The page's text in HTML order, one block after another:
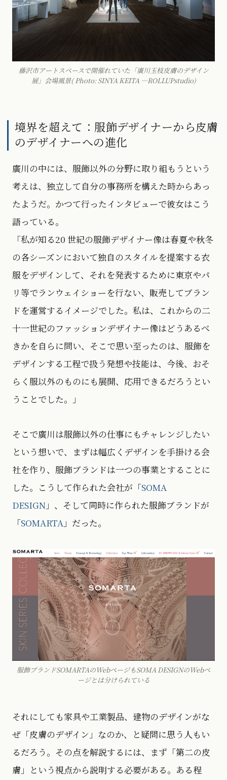
藤沢市アートスペースで開催れていた「廣川玉枝皮膚のデザイン
展」会場風景( Photo: SINYA KEITA —ROLLUPstudio)
境界を超えて：服飾デザイナーから皮膚
のデザイナーへの進化
廣川の中には、服飾以外の分野に取り組もうという
考えは、独立して自分の事務所を構えた時からあっ
たようだ。かつて行ったインタビューで彼女はこう
語っている。
「私が知る20 世紀の服飾デザイナー像は春夏や秋冬
の各シーズンにおいて独自のスタイルを提案する衣
服をデザインして、それを発表するために東京やパ
リ等でランウェイショーを行ない、販売してブラン
ドを運営するイメージでした。私は、これからの二
十一世紀のファッションデザイナー像はどうあるべ
きかを自らに問い、そこで思い至ったのは、服飾を
デザインする工程で扱う発想や技能は、今後、おそ
らく服以外のものにも展開、応用できるだろうとい
うことでした。」
そこで廣川は服飾以外の仕事にもチャレンジしたい
という想いで、まずは幅広くデザインを手掛ける会
社を作り、服飾ブランドは一つの事業とすることに
した。こうして作られた会社が「SOMA
DESIGN 」、そして同時に作られた服飾ブランドが
「SOMARTA 」だった。
服飾ブランドSOMARTAのWebページもSOMA DESIGNのWebペ
ージとは分けられている
それにしても家具や工業製品、建物のデザインがな
ぜ「皮膚のデザイン」なのか、と疑問に思う人もい
るだろう。その点を解説するには、まず「第二の皮
膚」という視点から説明する必要がある。ある程